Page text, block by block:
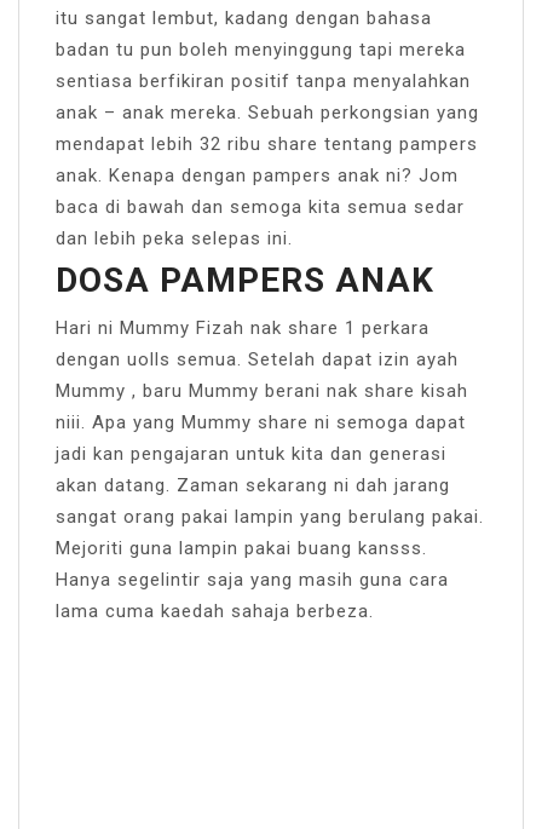
itu sangat lembut, kadang dengan bahasa
badan tu pun boleh menyinggung tapi mereka
sentiasa berfikiran positif tanpa menyalahkan
anak – anak mereka. Sebuah perkongsian yang
mendapat lebih 32 ribu share tentang pampers
anak. Kenapa dengan pampers anak ni? Jom
baca di bawah dan semoga kita semua sedar
dan lebih peka selepas ini.
DOSA PAMPERS ANAK
Hari ni Mummy Fizah nak share 1 perkara
dengan uolls semua. Setelah dapat izin ayah
Mummy , baru Mummy berani nak share kisah
niii. Apa yang Mummy share ni semoga dapat
jadi kan pengajaran untuk kita dan generasi
akan datang. Zaman sekarang ni dah jarang
sangat orang pakai lampin yang berulang pakai.
Mejoriti guna lampin pakai buang kansss.
Hanya segelintir saja yang masih guna cara
lama cuma kaedah sahaja berbeza.